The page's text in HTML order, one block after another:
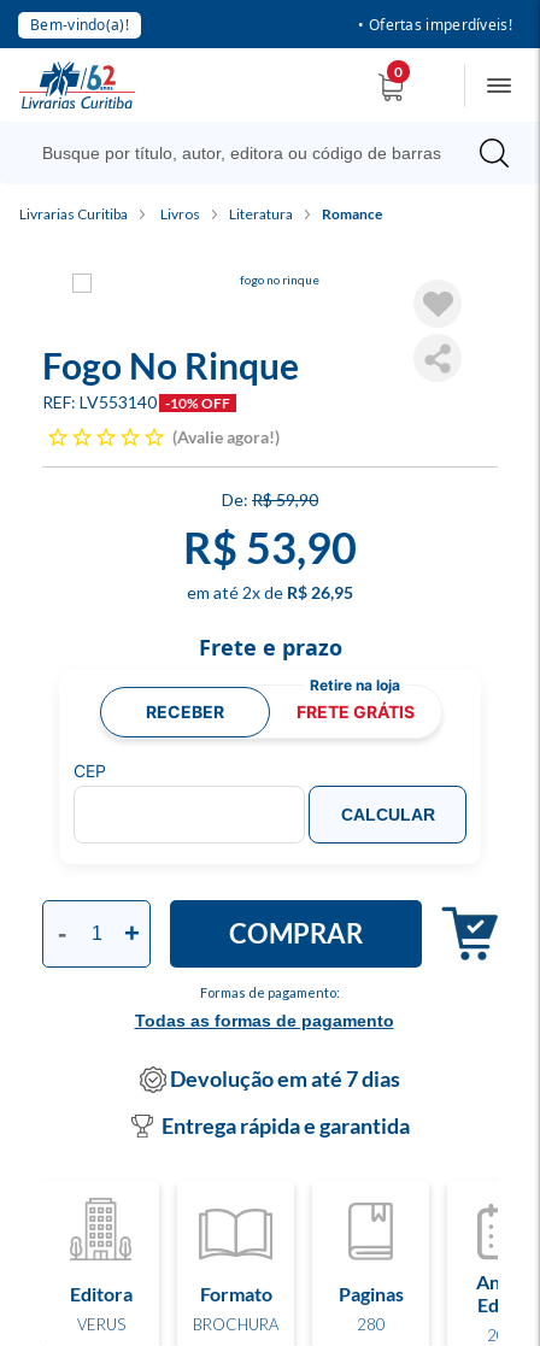
Bem-vindo(a)! • Ofertas imperdíveis!
0
Livrarias Curitiba Livros Literatura Romance
Fogo No Rinque
LV553140 -10% OFF
Avalie agora!
R$ 59,90
R$ 53,90
2x R$ 26,95
Formas de pagamento:
Todas as formas de pagamento
- + COMPRAR
Frete e prazo
RECEBER FRETE GRÁTIS
CEP
CALCULAR
Devolução em até 7 dias
Entrega rápida e garantida
Editora
VERUS
Formato
BROCHURA
Paginas
280
Ano de
Edição
2026